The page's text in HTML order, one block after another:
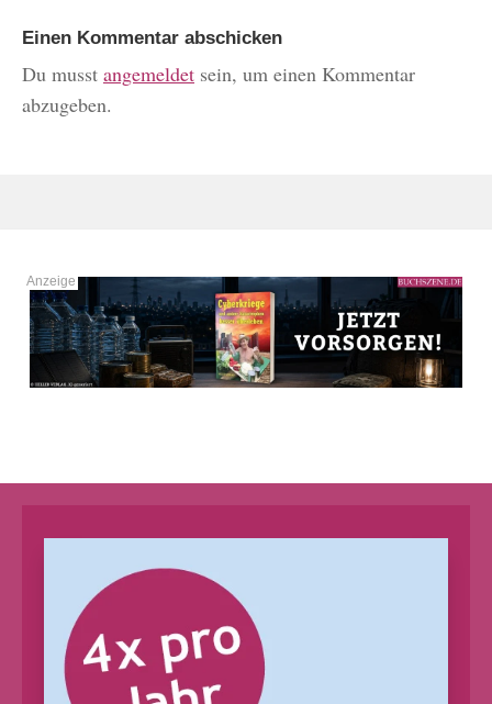
Einen Kommentar abschicken
Du musst angemeldet sein, um einen Kommentar
abzugeben.